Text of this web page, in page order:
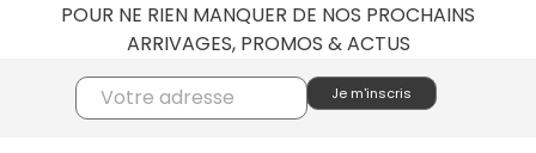
POUR NE RIEN MANQUER DE NOS PROCHAINS
ARRIVAGES, PROMOS & ACTUS